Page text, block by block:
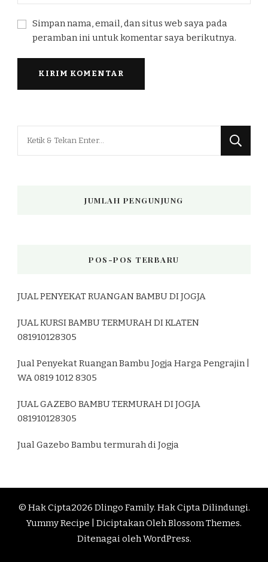
Simpan nama, email, dan situs web saya pada
peramban ini untuk komentar saya berikutnya.
JUMLAH PENGUNJUNG
POS-POS TERBARU
JUAL PENYEKAT RUANGAN BAMBU DI JOGJA
JUAL KURSI BAMBU TERMURAH DI KLATEN
081910128305
Jual Penyekat Ruangan Bambu Jogja Harga Pengrajin |
WA 0819 1012 8305
JUAL GAZEBO BAMBU TERMURAH DI JOGJA
081910128305
Jual Gazebo Bambu termurah di Jogja
© Hak Cipta2026 Dlingo Family. Hak Cipta Dilindungi.
Yummy Recipe | Diciptakan OlehBlossom Themes.
Ditenagai olehWordPress.